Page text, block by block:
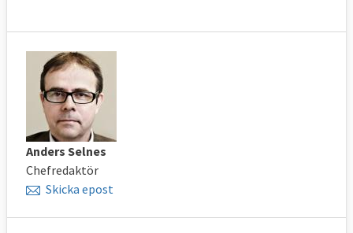
Anders Selnes
Chefredaktör
Skicka epost